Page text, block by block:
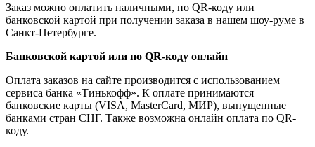
Заказ можно оплатить наличными, по QR-коду или
банковской картой при получении заказа в нашем шоу-руме в
Санкт-Петербурге.
Банковской картой или по QR-коду онлайн
Оплата заказов на сайте производится с использованием
сервиса банка «Тинькофф». К оплате принимаются
банковские карты (VISA, MasterCard, МИР), выпущенные
банками стран СНГ. Также возможна онлайн оплата по QR-
коду.